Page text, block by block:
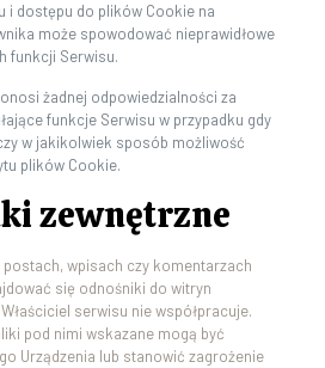
i dostępu do plików Cookie na
może spowodować nieprawidłowe
funkcji Serwisu.
żadnej odpowiedzialności za
funkcje Serwisu w przypadku gdy
w jakikolwiek sposób możliwość
plików Cookie.
zewnętrzne
postach, wpisach czy komentarzach
się odnośniki do witryn
serwisu nie współpracuje.
pod nimi wskazane mogą być
Urządzenia lub stanowić zagrożenie